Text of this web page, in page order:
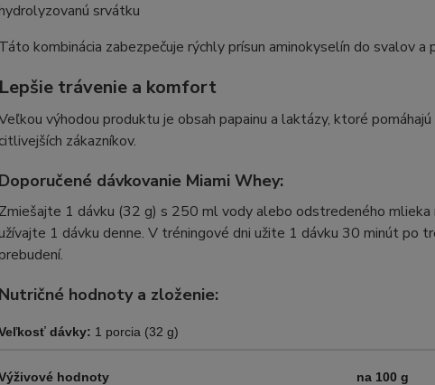
srvátku
Táto kombinácia zabezpečuje rýchly prísun aminokyselín do svalov a
Lepšie trávenie a komfort
výhodou produktu je obsah papainu a laktázy, ktoré
citlivejších zákazníkov.
Doporučené dávkovanie Miami Whey:
Zmiešajte 1 dávku (32 g) s 250 ml vody alebo odstredeného
1 dávku denne. V tréningové dni užite 1 dávku 30 minút po
Nutričné hodnoty a zloženie:
dávky: 1 porcia (32 g)
hodnoty na 100 g